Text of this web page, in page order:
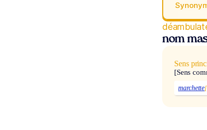
nom
Sens
[Sens
marchette